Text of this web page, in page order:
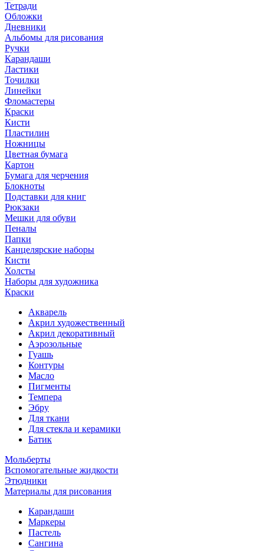
Тетради
Обложки
Дневники
Альбомы для рисования
Ручки
Карандаши
Ластики
Точилки
Линейки
Фломастеры
Краски
Кисти
Пластилин
Ножницы
Цветная бумага
Картон
Бумага для черчения
Блокноты
Подставки для книг
Рюкзаки
Мешки для обуви
Пеналы
Папки
Канцелярские наборы
Кисти
Холсты
Наборы для художника
Краски
Акварель
Акрил художественный
Акрил декоративный
Аэрозольные
Гуашь
Контуры
Масло
Пигменты
Темпера
Эбру
Для ткани
Для стекла и керамики
Батик
Мольберты
Вспомогательные жидкости
Этюдники
Материалы для рисования
Карандаши
Маркеры
Пастель
Сангина